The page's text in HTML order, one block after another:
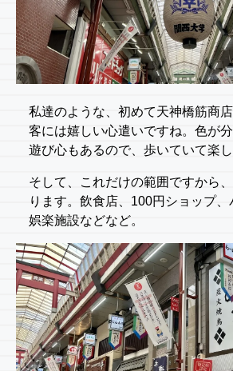
私達のような、初めて天神橋筋商
客には嬉しい心遣いですね。色が分
遊び心もあるので、歩いていて楽し
そして、これだけの範囲ですから
ります。飲食店、100円ショップ
娯楽施設などなど。